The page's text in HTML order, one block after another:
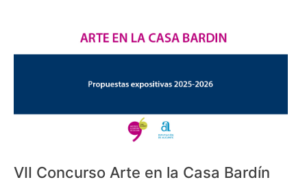
VII Concurso Arte en la Casa Bardín